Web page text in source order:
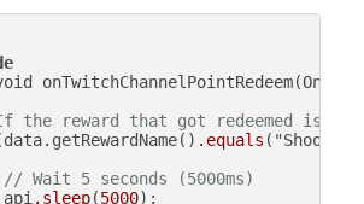
reward that got redeemed is
.equals ("Shoot
// Wait 5 seconds (5000ms)
api
.sleep(5000);